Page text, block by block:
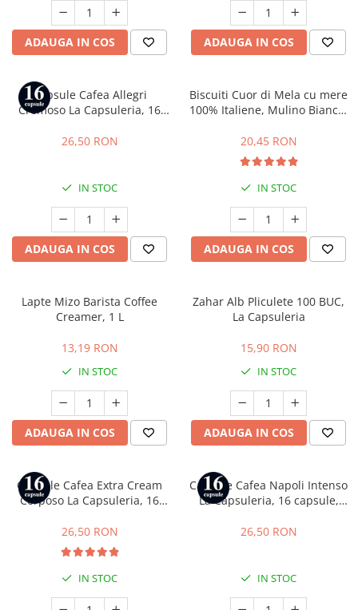
ADAUGA IN COS ADAUGA IN COS
Capsule Cafea Allegri
Cremoso La Capsuleria, 16
Lavazza a Modo Mio
26,50 RON
IN STOC
ADAUGA IN COS
Biscuiti Cuor di Mela cu mere
100% Italiene, Mulino Bianco,
20,45 RON
IN STOC
ADAUGA IN COS
Lapte Mizo Barista Coffee
Creamer, 1 L
13,19 RON
IN STOC
ADAUGA IN COS
Zahar Alb Pliculete 100 BUC,
La Capsuleria
15,90 RON
IN STOC
ADAUGA IN COS
Capsule Cafea Extra Cream
Corposo La Capsuleria, 16
Lavazza a Modo Mio
26,50 RON
IN STOC
Capsule Cafea Napoli Intenso
La Capsuleria, 16 capsule,
Modo Mio
26,50 RON
IN STOC